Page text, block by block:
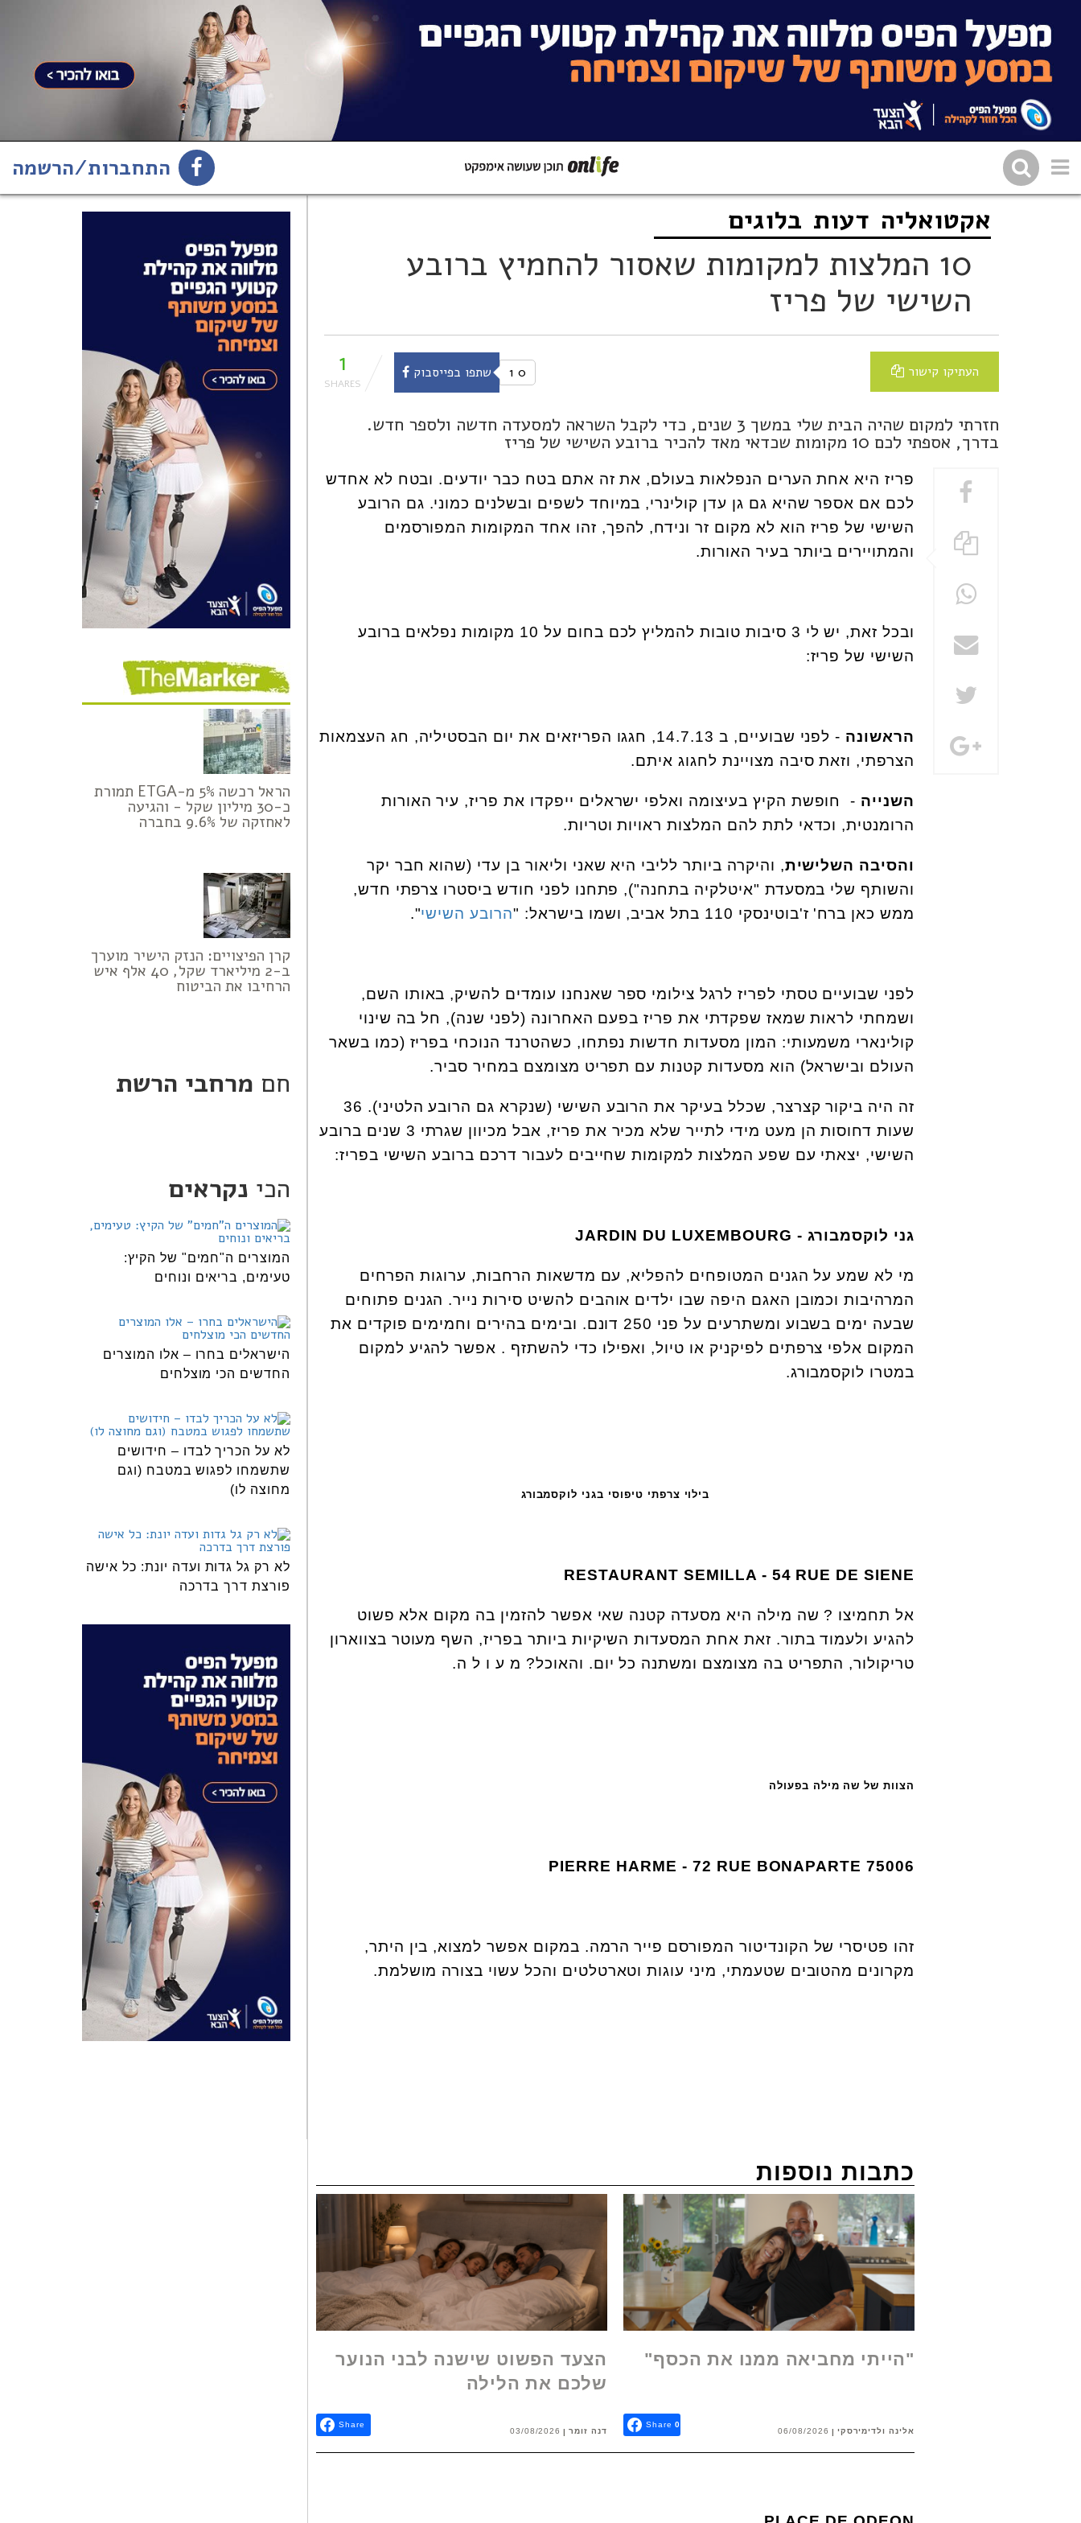
התחברות/הרשמה
שתפו בפייסבוק העתיקו קישור הירשמו לניוזלטר 1 אקטואליה דעות בלוגים
10 המלצות למקומות שאסור להחמיץ ברובע
השישי של פריז
העתיקו קישור 0 שתפו בפייסבוק 1
חזרתי למקום שהיה הבית שלי במשך 3 שנים, כדי לקבל השראה למסעדה חדשה ולספר חדש.
בדרך, אספתי לכם 10 מקומות שכדאי מאד להכיר ברובע השישי של פריז
פריז היא אחת הערים הנפלאות בעולם, את זה אתם בטח כבר יודעים. ובטח לא אחדש
לכם אם אספר שהיא גם גן עדן קולינרי, במיוחד לשפים ובשלנים כמוני. גם הרובע
השישי של פריז הוא לא מקום זר ונידח, להפך, זהו אחד המקומות המפורסמים
והמתויירים ביותר בעיר האורות.
ובכל זאת, יש לי 3 סיבות טובות להמליץ לכם בחום על 10 מקומות נפלאים ברובע
השישי של פריז:
הראשונה
- לפני שבועיים, ב 14.7.13, חגגו הפריזאים את יום הבסטיליה, חג העצמאות
הצרפתי, וזאת סיבה מצויינת לחגוג איתם.
השנייה - חופשת הקיץ בעיצומה ואלפי ישראלים ייפקדו את פריז, עיר האורות
הרומנטית, וכדאי לתת להם המלצות ראויות וטריות.
והסיבה השלישית, והיקרה ביותר לליבי היא שאני וליאור בן עדי (שהוא חבר יקר
והשותף שלי במסעדת "איטלקיה בתחנה"), פתחנו לפני חודש ביסטרו צרפתי חדש,
ממש כאן ברח' ז'בוטינסקי 110 בתל אביב, ושמו בישראל: "
הרובע השישי".
לפני שבועיים טסתי לפריז לרגל צילומי ספר שאנחנו עומדים להשיק, באותו השם,
ושמחתי לראות שמאז שפקדתי את פריז בפעם האחרונה (לפני שנה), חל בה שינוי
קולינארי משמעותי: המון מסעדות חדשות נפתחו, כשהטרנד הנוכחי בפריז (כמו בשאר
העולם ובישראל) הוא מסעדות קטנות עם תפריט מצומצם במחיר סביר.
זה היה ביקור קצרצר, שכלל בעיקר את הרובע השישי (שנקרא גם הרובע הלטיני). 36
שעות דחוסות הן מעט מידי לתייר שלא מכיר את פריז, אבל מכיוון שגרתי 3 שנים ברובע
השישי, יצאתי עם שפע המלצות למקומות שחייבים לעבור דרכם ברובע השישי בפריז:
גני לוקסמבורג - JARDIN DU LUXEMBOURG
מי לא שמע על הגנים המטופחים להפליא, עם מדשאות הרחבות, ערוגות הפרחים
המרהיבות וכמובן האגם היפה שבו ילדים אוהבים להשיט סירות נייר. הגנים פתוחים
שבעה ימים בשבוע ומשתרעים על פני 250 דונם. ובימים בהירים וחמימים פוקדים את
המקום אלפי צרפתים לפיקניק או טיול, ואפילו כדי להשתזף . אפשר להגיע למקום
במטרו לוקסמבורג.
בילוי צרפתי טיפוסי בגני לוקסמבורג
RESTAURANT SEMILLA - 54 RUE DE SIENE
אל תחמיצו ? שה מילה היא מסעדה קטנה שאי אפשר להזמין בה מקום אלא פשוט
להגיע ולעמוד בתור. זאת אחת המסעדות השיקיות ביותר בפריז, השף מעוטר בצווארון
טריקולור, התפריט בה מצומצם ומשתנה כל יום. והאוכל? מ ע ו ל ה.
הצוות של שה מילה בפעולה
PIERRE HARME - 72 RUE BONAPARTE75006
זהו פטיסרי של הקונדיטור המפורסם פייר הרמה. במקום אפשר למצוא, בין היתר,
מקרונים מהטובים שטעמתי, מיני עוגות וטארטלטים והכל עשוי בצורה מושלמת.
כתבות נוספות
"הייתי מחביאה ממנו את הכסף"
אלינה ולדימירסקי 06/08/2026
Share 0
הצעד הפשוט שישנה לבני הנוער
שלכם את הלילה
דנה זומר 03/08/2026
Share
הראל רכשה 5% מ-ETGA תמורת
כ-30 מיליון שקל - והגיעה
לאחזקה של 9.6% בחברה
קרן הפיצויים: הנזק הישיר מוערך
ב-2 מיליארד שקל, 40 אלף איש
הרחיבו את הביטוח
חם מרחבי הרשת
הכי נקראים
המוצרים ה"חמים" של הקיץ:
טעימים, בריאים ונוחים
הישראלים בחרו – אלו המוצרים
החדשים הכי מוצלחים
לא על הכריך לבדו – חידושים
שתשמחו לפגוש במטבח (וגם
מחוצה לו)
לא רק גל גדות ועדה יונת: כל אישה
פורצת דרך בדרכה